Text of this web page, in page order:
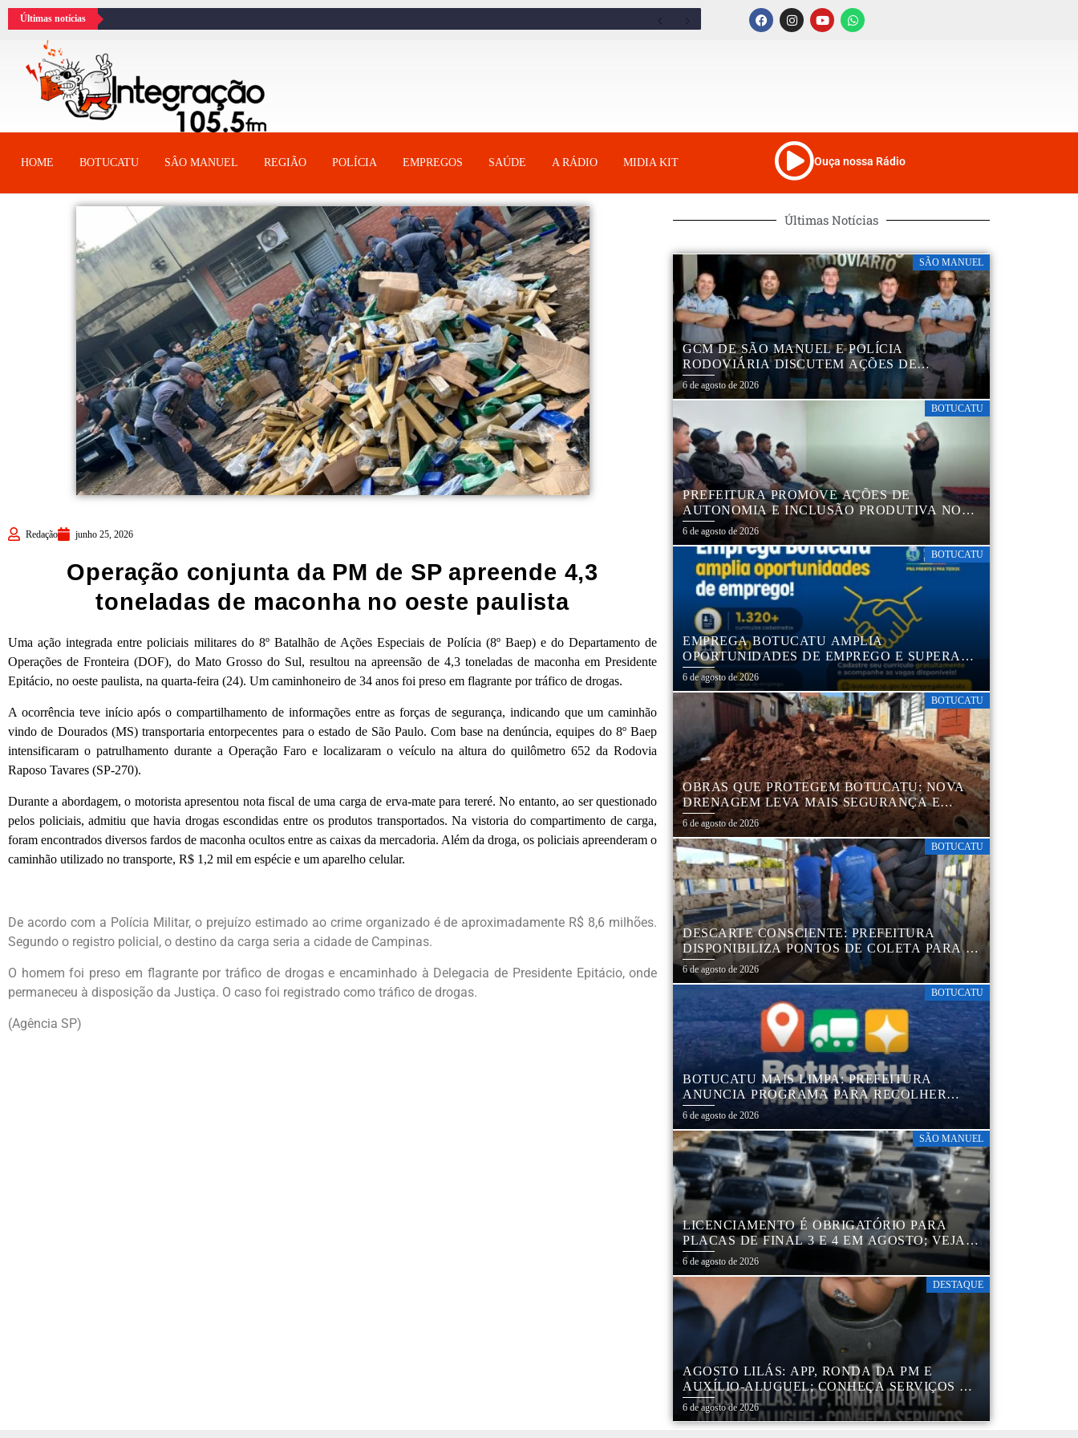
Últimas notícias
HOME BOTUCATU SÂO MANUEL REGIÃO POLÍCIA EMPREGOS SAÚDE A RÁDIO MIDIA KIT Ouça nossa Rádio
Redação junho 25, 2026
Operação conjunta da PM de SP apreende 4,3
toneladas de maconha no oeste paulista
Uma ação integrada entre policiais militares do 8º Batalhão de Ações Especiais de Polícia (8º Baep) e do Departamento de
Operações de Fronteira (DOF), do Mato Grosso do Sul, resultou na apreensão de 4,3 toneladas de maconha em Presidente
Epitácio, no oeste paulista, na quarta-feira (24). Um caminhoneiro de 34 anos foi preso em flagrante por tráfico de drogas.
A ocorrência teve início após o compartilhamento de informações entre as forças de segurança, indicando que um caminhão
vindo de Dourados (MS) transportaria entorpecentes para o estado de São Paulo. Com base na denúncia, equipes do 8º Baep
intensificaram o patrulhamento durante a Operação Faro e localizaram o veículo na altura do quilômetro 652 da Rodovia
Raposo Tavares (SP-270).
Durante a abordagem, o motorista apresentou nota fiscal de uma carga de erva-mate para tereré. No entanto, ao ser questionado
pelos policiais, admitiu que havia drogas escondidas entre os produtos transportados. Na vistoria do compartimento de carga,
foram encontrados diversos fardos de maconha ocultos entre as caixas da mercadoria. Além da droga, os policiais apreenderam o
caminhão utilizado no transporte, R$ 1,2 mil em espécie e um aparelho celular.
De acordo com a Polícia Militar, o prejuízo estimado ao crime organizado é de aproximadamente R$ 8,6 milhões.
Segundo o registro policial, o destino da carga seria a cidade de Campinas.
O homem foi preso em flagrante por tráfico de drogas e encaminhado à Delegacia de Presidente Epitácio, onde
permaneceu à disposição da Justiça. O caso foi registrado como tráfico de drogas.
(Agência SP)
Últimas Notícias
SÃO MANUEL
GCM DE SÃO MANUEL E POLÍCIA
RODOVIÁRIA DISCUTEM AÇÕES DE
EDUCAÇÃO E SEGURANÇA NO TRÂNSITO
6 de agosto de 2026
BOTUCATU
PREFEITURA PROMOVE AÇÕES DE
AUTONOMIA E INCLUSÃO PRODUTIVA NO
CENTRO POP VIDA
6 de agosto de 2026
BOTUCATU
EMPREGA BOTUCATU AMPLIA
OPORTUNIDADES DE EMPREGO E SUPERA
1,3 MIL CURRÍCULOS CADASTRADOS
6 de agosto de 2026
BOTUCATU
OBRAS QUE PROTEGEM BOTUCATU: NOVA
DRENAGEM LEVA MAIS SEGURANÇA E
TRANQUILIDADE AOS MORADORES DA
COHAB 5
6 de agosto de 2026
BOTUCATU
DESCARTE CONSCIENTE: PREFEITURA
DISPONIBILIZA PONTOS DE COLETA PARA O
DESCARTE AMBIENTALMENTE CORRETO DE
PNEUS, GARANTINDO DESTINAÇÃO
ADEQUADA E PRESERVAÇÃO AMBIENTAL
6 de agosto de 2026
BOTUCATU
BOTUCATU MAIS LIMPA: PREFEITURA
ANUNCIA PROGRAMA PARA RECOLHER
MÓVEIS, PNEUS, COLCHÕES E OUTROS
MATERIAIS SEM USO
6 de agosto de 2026
SÃO MANUEL
LICENCIAMENTO É OBRIGATÓRIO PARA
PLACAS DE FINAL 3 E 4 EM AGOSTO; VEJA
CALENDÁRIO
6 de agosto de 2026
DESTAQUE
AGOSTO LILÁS: APP, RONDA DA PM E
AUXÍLIO-ALUGUEL; CONHEÇA SERVIÇOS DA
REDE DE PROTEÇÃO ÀS MULHERES NO
ESTADO DE SP
6 de agosto de 2026